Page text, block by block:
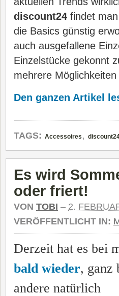
discount24 findet
die Basics günstig
auch ausgefallene
Einzelstücke gekonnt
mehrere
Den ganzen Artikel
TAGS: Accessoires ,
Es wird
oder friert!
VON TOBI – 2.
VERÖFFENTLICHT IN:
Derzeit hat es bei
bald wieder, ganz
andere natürlich